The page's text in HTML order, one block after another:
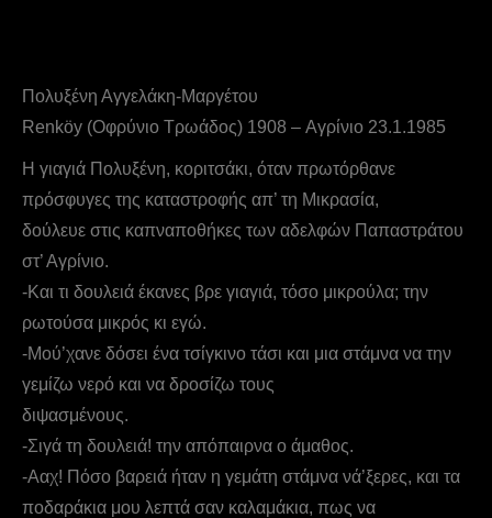
Πολυξένη Αγγελάκη-Μαργέτου
Renköy (Οφρύνιο Τρωάδος) 1908 – Αγρίνιο 23.1.1985
Η γιαγιά Πολυξένη, κοριτσάκι, όταν πρωτόρθανε
πρόσφυγες της καταστροφής απ’ τη Μικρασία,
δούλευε στις καπναποθήκες των αδελφών Παπαστράτου
στ’ Αγρίνιο.
-Και τι δουλειά έκανες βρε γιαγιά, τόσο μικρούλα; την
ρωτούσα μικρός κι εγώ.
-Μού’χανε δόσει ένα τσίγκινο τάσι και μια στάμνα να την
γεμίζω νερό και να δροσίζω τους
διψασμένους.
-Σιγά τη δουλειά! την απόπαιρνα ο άμαθος.
-Ααχ! Πόσο βαρειά ήταν η γεμάτη στάμνα νά’ξερες, και τα
ποδαράκια μου λεπτά σαν καλαμάκια, πως να